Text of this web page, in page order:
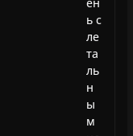
ь с
ле
та
ль
н
ы
м